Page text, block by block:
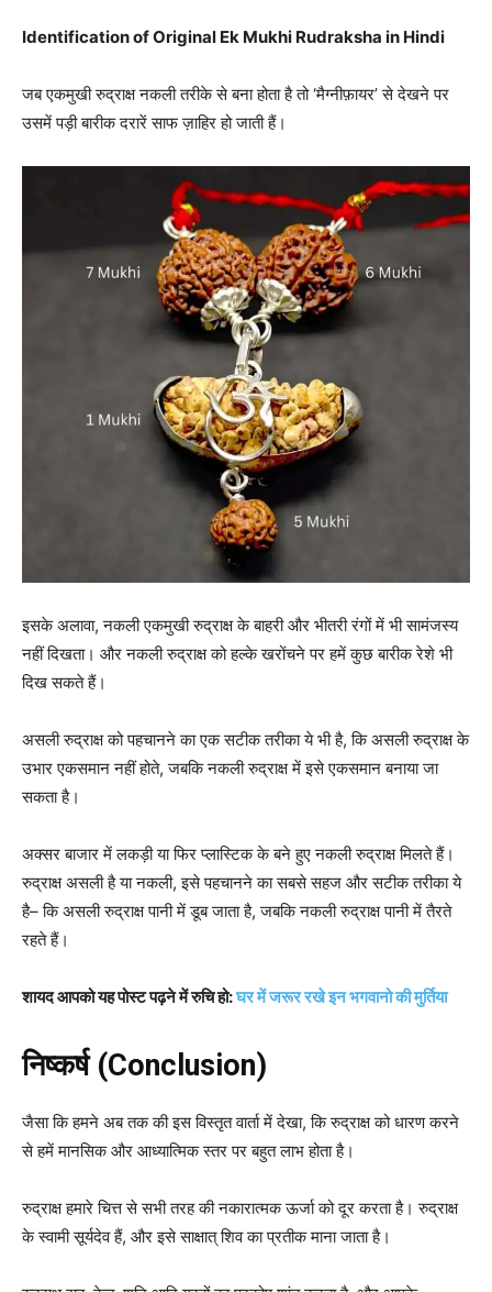
Identification of Original Ek Mukhi Rudraksha in Hindi
जब एकमुखी रुद्राक्ष नकली तरीके से बना होता है तो ‘मैग्नीफ़ायर’ से देखने पर
उसमें पड़ी बारीक दरारें साफ ज़ाहिर हो जाती हैं।
इसके अलावा, नकली एकमुखी रुद्राक्ष के बाहरी और भीतरी रंगों में भी सामंजस्य
नहीं दिखता। और नकली रुद्राक्ष को हल्के खरोंचने पर हमें कुछ बारीक रेशे भी
दिख सकते हैं।
असली रुद्राक्ष को पहचानने का एक सटीक तरीका ये भी है, कि असली रुद्राक्ष के
उभार एकसमान नहीं होते, जबकि नकली रुद्राक्ष में इसे एकसमान बनाया जा
सकता है।
अक्सर बाजार में लकड़ी या फिर प्लास्टिक के बने हुए नकली रुद्राक्ष मिलते हैं।
रुद्राक्ष असली है या नकली, इसे पहचानने का सबसे सहज और सटीक तरीका ये
है– कि असली रुद्राक्ष पानी में डूब जाता है, जबकि नकली रुद्राक्ष पानी में तैरते
रहते हैं।
शायद आपको यह पोस्ट पढ़ने में रुचि हो:घर में जरूर रखे इन भगवानो की मुर्तिया
निष्कर्ष (Conclusion)
जैसा कि हमने अब तक की इस विस्तृत वार्ता में देखा, कि रुद्राक्ष को धारण करने
से हमें मानसिक और आध्यात्मिक स्तर पर बहुत लाभ होता है।
रुद्राक्ष हमारे चित्त से सभी तरह की नकारात्मक ऊर्जा को दूर करता है। रुद्राक्ष
के स्वामी सूर्यदेव हैं, और इसे साक्षात् शिव का प्रतीक माना जाता है।